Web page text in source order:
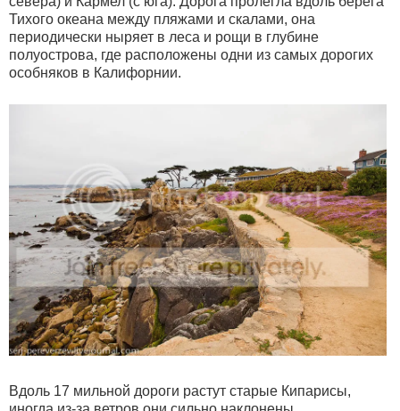
Тихого океана между пляжами и скалами, она
периодически ныряет в леса и рощи в глубине
полуострова, где расположены одни из самых дорогих
особняков в Калифорнии.
Вдоль 17 мильной дороги растут старые Кипарисы,